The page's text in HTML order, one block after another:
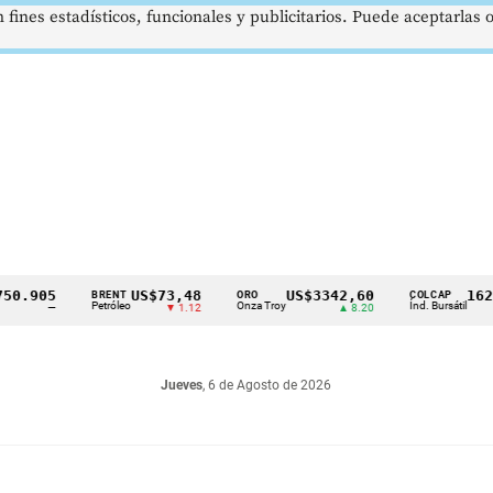
BRENT
Petróleo
US$73,48
▼ 1.12
ORO
Onza Troy
US$3342,60 COLCAP
Índ. Bursátil
Jueves, 6 de Agosto de 2026
estadísticos, funcionales y publicitarios. Puede aceptarlas